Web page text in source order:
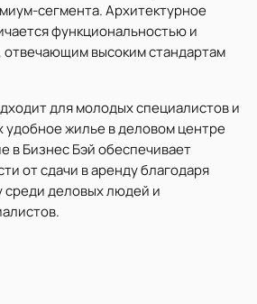
сегмента. Архитектурное
функциональностью и
высоким стандартам
для молодых специалистов и
жилье в деловом центре
в Бизнес Бэй обеспечивает
от сдачи в аренду благодаря
среди деловых людей и